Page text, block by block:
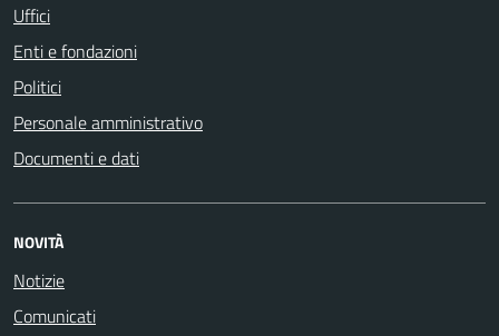
Uffici
Enti e fondazioni
Politici
Personale amministrativo
Documenti e dati
NOVITÀ
Notizie
Comunicati